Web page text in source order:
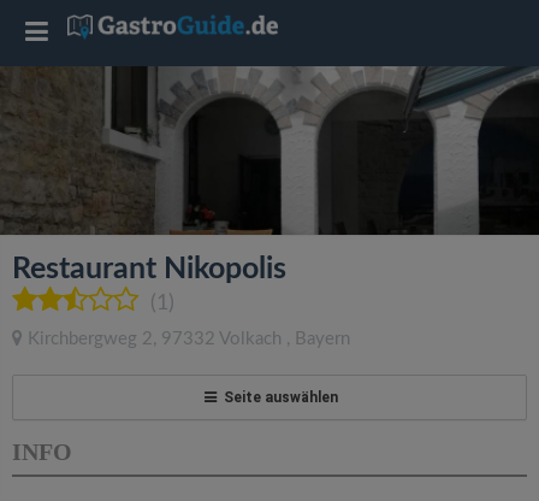
Restaurant Nikopolis
(1)
Kirchbergweg 2, 97332 Volkach , Bayern
Seite auswählen
INFO
T
g
l
e
a